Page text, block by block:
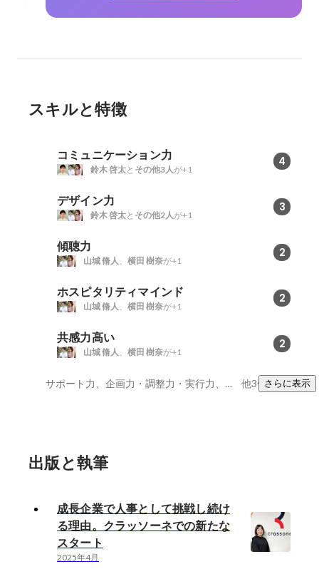
スキルと特徴
コミュニケーション力 4
鈴木 啓太と その他3人 が+1
デザイン力 3
鈴木 啓太と その他2人 が+1
傾聴力 2
山城 脩人 横田 樹奈が+1
ホスピタリティマインド 2
山城 脩人 横田 樹奈が+1
共感力高い 2
山城 脩人 横田 樹奈が+1
サポート力、企画力・調整力・実行力、情報収集能力 他3件さらに表示
出版と執筆
成長企業で人事として挑戦し続け
る理由。クラッソーネでの新たな
スタート
2025年4月